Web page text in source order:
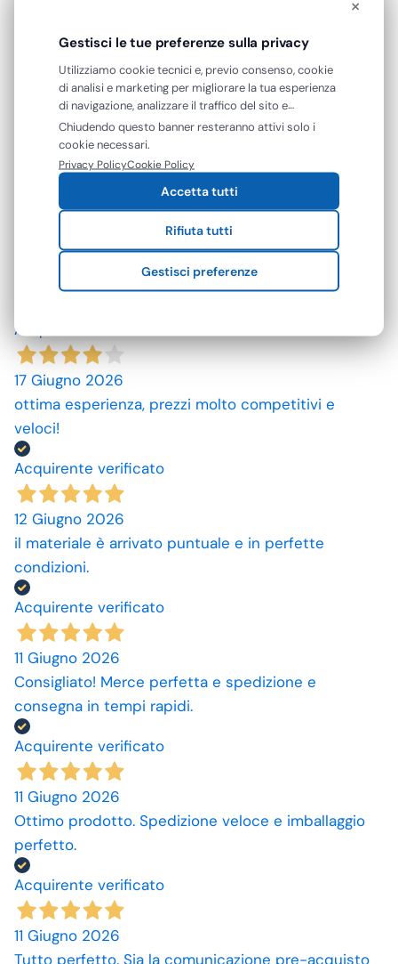
Acquirente verificato
25 Giugno 2026
Mi aspettavo degli asciugamani più grandi e più
assorbenti. Però non male se si potesse avere le
caratteristiche sopra descritte sarebbe top
Acquirente verificato
tutto come descritto. Consegna velocissima.
Acquirente verificato
17 Giugno 2026
ottima esperienza, prezzi molto competitivi e
veloci!
Acquirente verificato
12 Giugno 2026
il materiale è arrivato puntuale e in perfette
condizioni.
Acquirente verificato
11 Giugno 2026
Consigliato! Merce perfetta e spedizione e
consegna in tempi rapidi.
Acquirente verificato
11 Giugno 2026
Ottimo prodotto. Spedizione veloce e imballaggio
perfetto.
Acquirente verificato
11 Giugno 2026
Tutto perfetto. Sia la comunicazione pre-acquisto
Gestisci le tue preferenze sulla privacy
Utilizziamo cookie tecnici e, previo consenso, cookie
di analisi e marketing per migliorare la tua esperienza
di navigazione, analizzare il traffico del sito e
mostrarti contenuti e pubblicità personalizzati. Puoi
accettare tutti i cookie oppure gestire le tue
preferenze. Puoi modificare o revocare il consenso in
qualsiasi momento.
Chiudendo questo banner resteranno attivi solo i
cookie necessari.
Privacy PolicyCookie Policy
Accetta tutti
Rifiuta tutti
Gestisci preferenze